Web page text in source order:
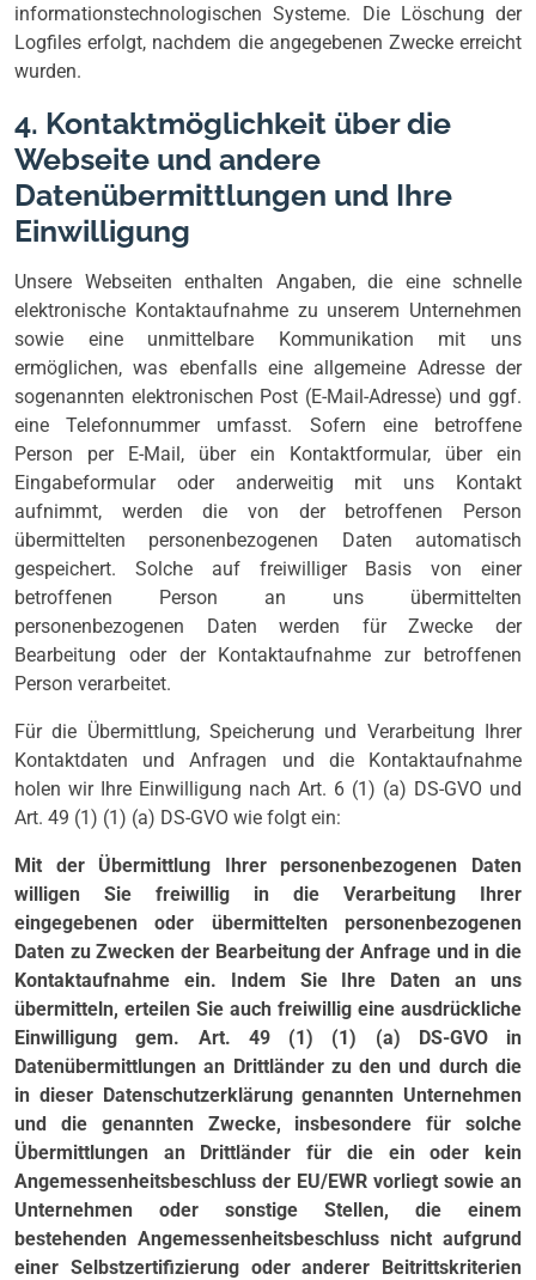
informationstechnologischen Systeme. Die Löschung der
Logfiles erfolgt, nachdem die angegebenen Zwecke erreicht
wurden.
4. Kontaktmöglichkeit über die
Webseite und andere
Datenübermittlungen und Ihre
Einwilligung
Unsere Webseiten enthalten Angaben, die eine schnelle
elektronische Kontaktaufnahme zu unserem Unternehmen
sowie eine unmittelbare Kommunikation mit uns
ermöglichen, was ebenfalls eine allgemeine Adresse der
sogenannten elektronischen Post (E-Mail-Adresse) und ggf.
eine Telefonnummer umfasst. Sofern eine betroffene
Person per E-Mail, über ein Kontaktformular, über ein
Eingabeformular oder anderweitig mit uns Kontakt
aufnimmt, werden die von der betroffenen Person
übermittelten personenbezogenen Daten automatisch
gespeichert. Solche auf freiwilliger Basis von einer
betroffenen Person an uns übermittelten
personenbezogenen Daten werden für Zwecke der
Bearbeitung oder der Kontaktaufnahme zur betroffenen
Person verarbeitet.
Für die Übermittlung, Speicherung und Verarbeitung Ihrer
Kontaktdaten und Anfragen und die Kontaktaufnahme
holen wir Ihre Einwilligung nach Art. 6 (1) (a) DS-GVO und
Art. 49 (1) (1) (a) DS-GVO wie folgt ein:
Mit der Übermittlung Ihrer personenbezogenen Daten
willigen Sie freiwillig in die Verarbeitung Ihrer
eingegebenen oder übermittelten personenbezogenen
Daten zu Zwecken der Bearbeitung der Anfrage und in die
Kontaktaufnahme ein. Indem Sie Ihre Daten an uns
übermitteln, erteilen Sie auch freiwillig eine ausdrückliche
Einwilligung gem. Art. 49 (1) (1) (a) DS-GVO in
Datenübermittlungen an Drittländer zu den und durch die
in dieser Datenschutzerklärung genannten Unternehmen
und die genannten Zwecke, insbesondere für solche
Übermittlungen an Drittländer für die ein oder kein
Angemessenheitsbeschluss der EU/EWR vorliegt sowie an
Unternehmen oder sonstige Stellen, die einem
bestehenden Angemessenheitsbeschluss nicht aufgrund
einer Selbstzertifizierung oder anderer Beitrittskriterien